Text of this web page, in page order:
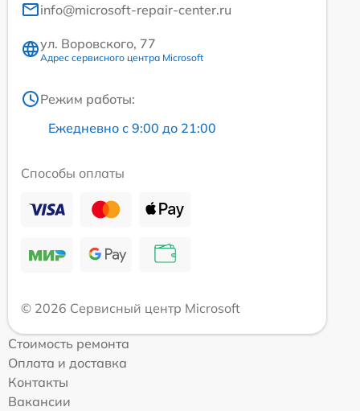
info@microsoft-repair-center.ru
ул. Воровского, 77
Адрес сервисного центра Microsoft
Режим работы:
Ежедневно с 9:00 до 21:00
Способы оплаты
© 2026 Сервисный центр Microsoft
Стоимость ремонта
Оплата и доставка
Контакты
Вакансии